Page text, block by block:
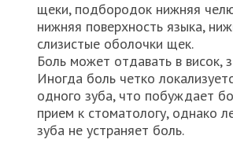
щеки, подбородок нижняя
нижняя поверхность языка,
слизистые оболочки щек.
Боль может отдавать в висок,
Иногда боль четко
одного зуба, что побуждает
прием к стоматологу, однако
зуба не устраняет боль.